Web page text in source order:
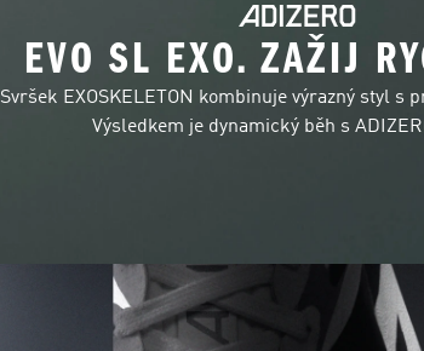
EVO SL EXO. ZAŽIJ
Svršek EXOSKELETON kombinuje výrazný styl s
Výsledkem je dynamický běh s